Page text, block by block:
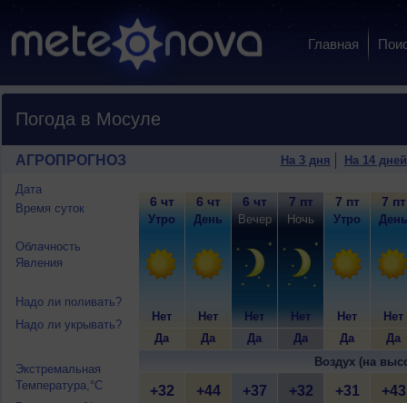
Главная
Погода в Мосуле
АГРОПРОГНОЗ На 3 дня На 14 дней
Дата
Время суток
Облачность
Явления
Надо ли поливать?
Надо ли укрывать?
Экстремальная
Температура,°C
6 чт
Утро
Нет
Да
6 чт
День
Нет
Да
6 чт
Вечер
Нет
Да
7 пт
Ночь
Нет
Да
7 пт
Утро
Нет
Да
7 пт
День
Нет
Да
Воздух (на
+32 +44 +37 +32 +31 +43